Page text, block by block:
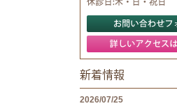
新着情報
2026/07/25